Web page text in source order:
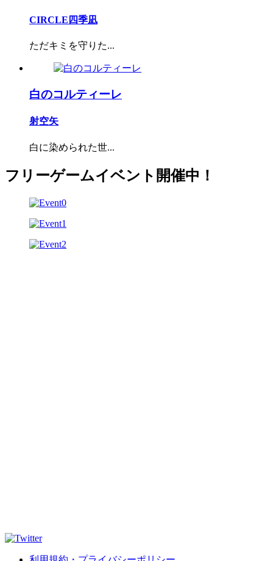
CIRCLE四季凪
ただキミを守りた...
白のコルティーレ
射空矢
白に染められた世...
フリーゲームイベント開催中！